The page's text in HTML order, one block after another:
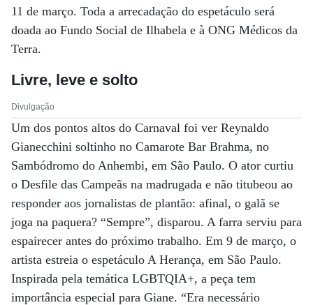
11 de março. Toda a arrecadação do espetáculo será
doada ao Fundo Social de Ilhabela e à ONG Médicos da
Terra.
Livre, leve e solto
Divulgação
Um dos pontos altos do Carnaval foi ver Reynaldo
Gianecchini soltinho no Camarote Bar Brahma, no
Sambódromo do Anhembi, em São Paulo. O ator curtiu
o Desfile das Campeãs na madrugada e não titubeou ao
responder aos jornalistas de plantão: afinal, o galã se
joga na paquera? “Sempre”, disparou. A farra serviu para
espairecer antes do próximo trabalho. Em 9 de março, o
artista estreia o espetáculo A Herança, em São Paulo.
Inspirada pela temática LGBTQIA+, a peça tem
importância especial para Giane. “Era necessário